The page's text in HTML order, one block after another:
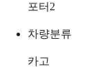
포터2
차량분류
카고